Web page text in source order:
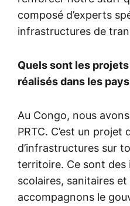
composé d’experts
infrastructures de
Quels sont les
réalisés dans les
Au Congo, nous
PRTC. C’est un projet
d’infrastructures sur
territoire. Ce sont
scolaires, sanitaires
accompagnons le